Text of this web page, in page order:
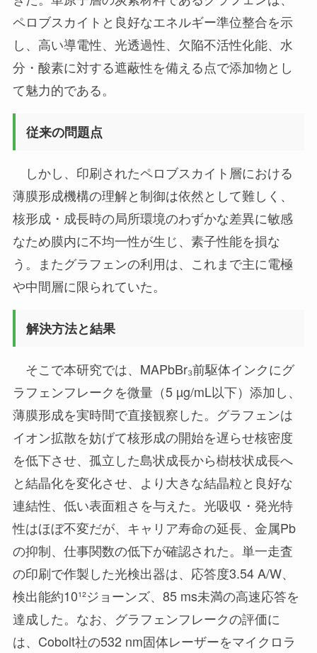
ペロブスカイトと良好なエネルギー準位整合を示
し、高い導電性、光透過性、欠陥不活性化能、水
分・酸素に対する遮蔽性を備える点で添加物とし
て魅力的である。
従来の問題点
しかし、印刷されたペロブスカイト層における
薄膜形成機構の理解と制御は依然として難しく、
核形成・成長時の局所環境のわずかな差異に敏感
なため膜内に不均一性が生じ、素子性能を損な
う。またグラフェンの利用は、これまで主に電極
や中間層に限られていた。
解決方法と結果
そこで本研究では、MAPbBr₃前駆体インクにグ
ラフェンフレークを微量（5 µg/mL以下）添加し、
薄膜形成を実時間で直接観察した。グラフェンは
イオン拡散を妨げて核形成の開始を遅らせ核密度
を低下させ、孤立した島状成長から樹枝状成長へ
と結晶化を変化させ、より大きな結晶粒と良好な
連結性、低い表面粗さを与えた。光吸収・発光特
性はほぼ不変だが、キャリア寿命の延長、金属Pb
の抑制、仕事関数の低下が確認された。単一走査
の印刷で作製した光検出器は、応答度3.54 A/W、
検出能約10¹²ジョーンズ、85 ms未満の高速応答を
達成した。なお、グラフェンフレークの評価に
は、Cobolt社の532 nm固体レーザーをマイクロラ